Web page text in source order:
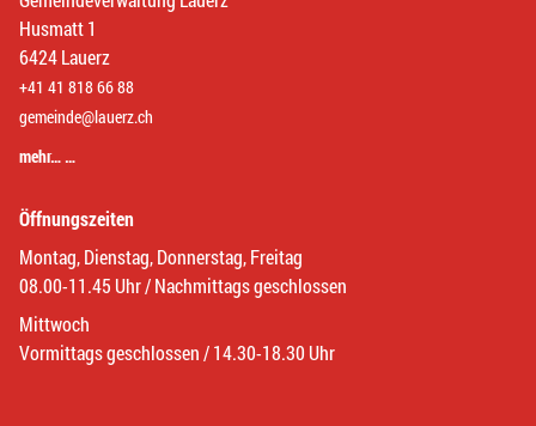
Husmatt 1
6424 Lauerz
+41 41 818 66 88
gemeinde@lauerz.ch
mehr… …
Öffnungszeiten
Montag, Dienstag, Donnerstag, Freitag
08.00-11.45 Uhr / Nachmittags geschlossen
Mittwoch
Vormittags geschlossen / 14.30-18.30 Uhr